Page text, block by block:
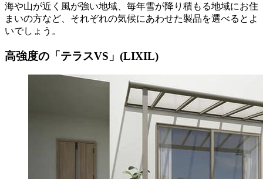
海や山が近く風が強い地域、毎年雪が降り積もる地域にお住
まいの方など、それぞれの気候にあわせた製品を選べるとよ
いでしょう。
高強度の「テラスVS」(LIXIL)